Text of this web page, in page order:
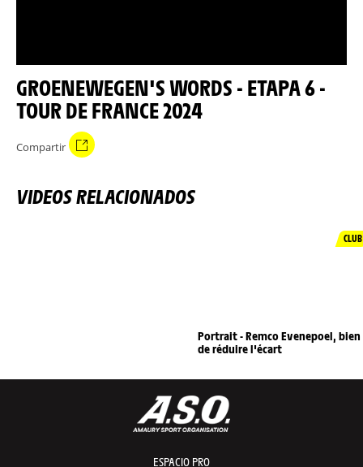
GROENEWEGEN'S WORDS - ETAPA 6 -
TOUR DE FRANCE 2024
Compartir
VIDEOS RELACIONADOS
CLUB
Portrait - Remco Evenepoel, bien
de réduire l'écart
ESPACIO PRO